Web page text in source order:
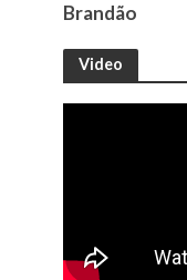
Brandão
Video